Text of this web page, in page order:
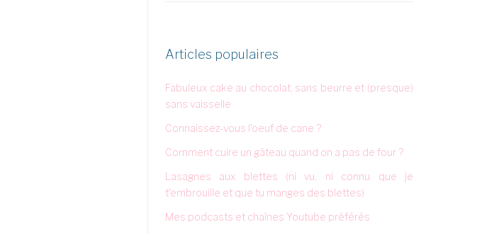
Articles populaires
Fabuleux cake au chocolat, sans beurre et (presque)
sans vaisselle
Connaissez-vous l'oeuf de cane ?
Comment cuire un gâteau quand on a pas de four ?
Lasagnes aux blettes (ni vu, ni connu que je
t'embrouille et que tu manges des blettes)
Mes podcasts et chaînes Youtube préférés